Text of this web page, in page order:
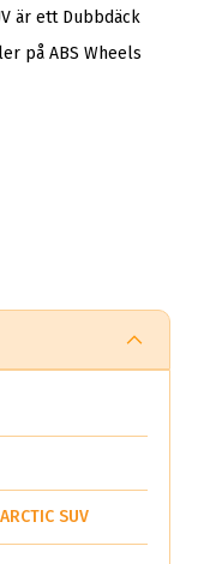
är ett Dubbdäck
på ABS Wheels
SUV